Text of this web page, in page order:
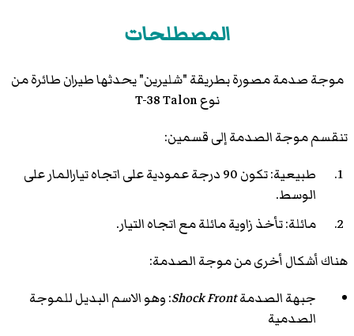
المصطلحات
موجة صدمة مصورة بطريقة "شليرين" يحدثها طيران طائرة من
نوع T-38 Talon
تنقسم موجة الصدمة إلى قسمين:
طبيعية: تكون 90 درجة عمودية على اتجاه تيارالمار على
الوسط.
مائلة: تأخذ زاوية مائلة مع اتجاه التيار.
هناك أشكال أخرى من موجة الصدمة:
جبهة الصدمةShock Front: وهو الاسم البديل للموجة
الصدمية